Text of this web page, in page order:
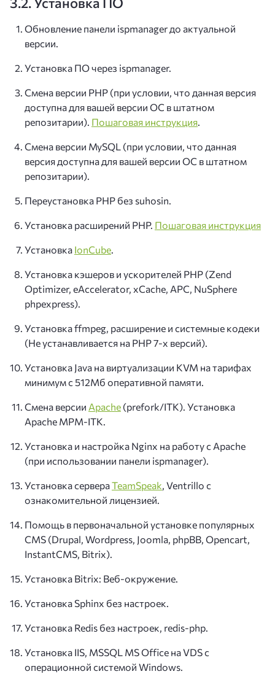
Обновление панели ispmanager до актуальной
версии.
Установка ПО через ispmanager.
Смена версии PHP (при условии, что данная версия
доступна для вашей версии ОС в штатном
репозитарии). Пошаговая инструкция.
Смена версии MySQL (при условии, что данная
версия доступна для вашей версии ОС в штатном
репозитарии).
Переустановка PHP без suhosin.
Установка расширений PHP. Пошаговая инструкция
Установка IonCube.
Установка кэшеров и ускорителей PHP (Zend
Optimizer, eAccelerator, xCache, APC, NuSphere
phpexpress).
Установка ffmpeg, расширение и системные кодеки
(Не устанавливается на PHP 7-х версий).
Установка Java на виртуализации KVM на тарифах
минимум с 512Мб оперативной памяти.
Смена версии Apache (prefork/ITK). Установка
Apache MPM-ITK.
Установка и настройка Nginx на работу с Apache
(при использовании панели ispmanager).
Установка сервераTeamSpeak, Ventrillo с
ознакомительной лицензией.
Помощь в первоначальной установке популярных
CMS (Drupal, Wordpress, Joomla, phpBB, Opencart,
InstantCMS, Bitrix).
Установка Bitrix: Веб-окружение.
Установка Sphinx без настроек.
Установка Redis без настроек, redis-php.
Установка IIS, MSSQL MS Office на VDS с
операционной системой Windows.